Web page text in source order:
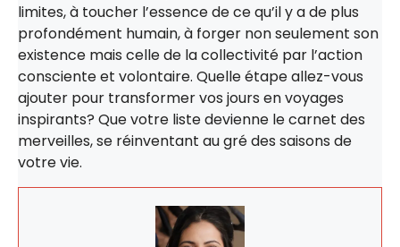
limites, à toucher l’essence de ce qu’il y a de plus
profondément humain, à forger non seulement son
existence mais celle de la collectivité par l’action
consciente et volontaire. Quelle étape allez-vous
ajouter pour transformer vos jours en voyages
inspirants? Que votre liste devienne le carnet des
merveilles, se réinventant au gré des saisons de
votre vie.